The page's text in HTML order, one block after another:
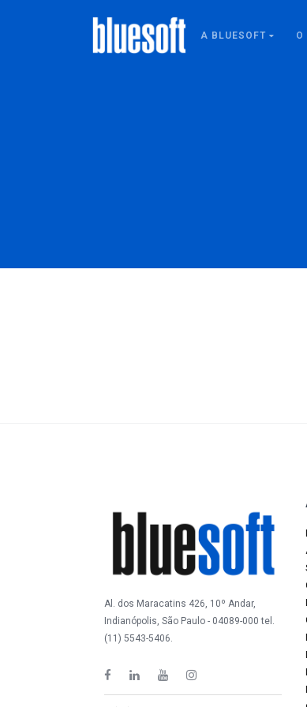
A BLUESOFT O
Al. dos Maracatins 426, 10º Andar,
Indianópolis, São Paulo - 04089-000 tel.
(11) 5543-5406.